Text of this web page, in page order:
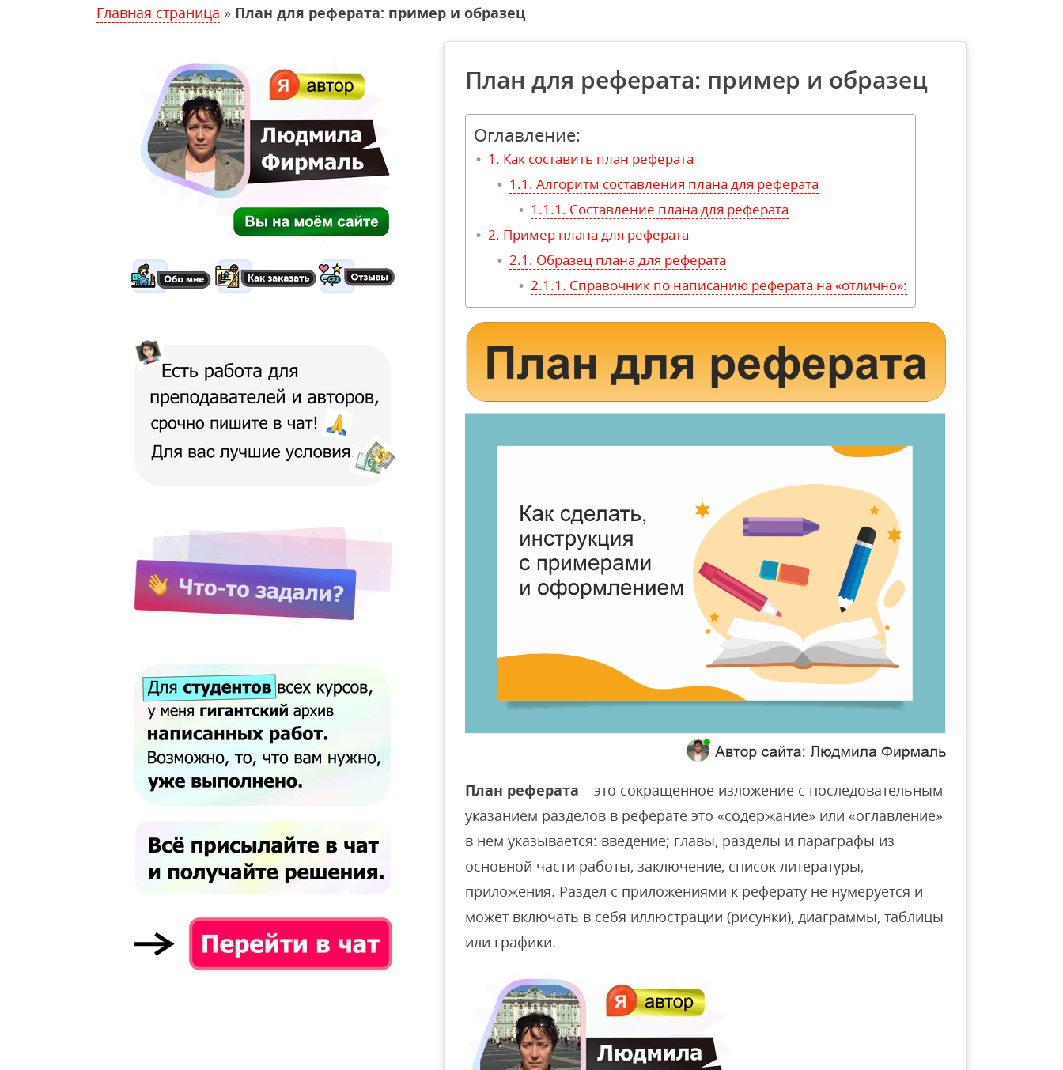
Главная страница » План для реферата: пример и образец
План для реферата: пример и образец
Оглавление:
Как составить план реферата
Алгоритм составления плана для реферата
Составление плана для реферата
Пример плана для реферата
Образец плана для реферата
Справочник по написанию реферата на «отлично»:
План реферата – это сокращенное изложение с последовательным
указанием разделов в реферате это «содержание» или «оглавление»
в нём указывается: введение; главы, разделы и параграфы из
основной части работы, заключение, список литературы,
приложения. Раздел с приложениями к реферату не нумеруется и
может включать в себя иллюстрации (рисунки), диаграммы, таблицы
или графики.